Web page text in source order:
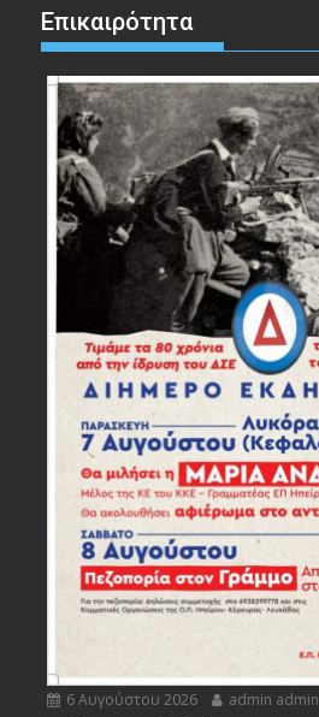
Επικαιρότητα
6 Αυγούστου 2026 admin admin